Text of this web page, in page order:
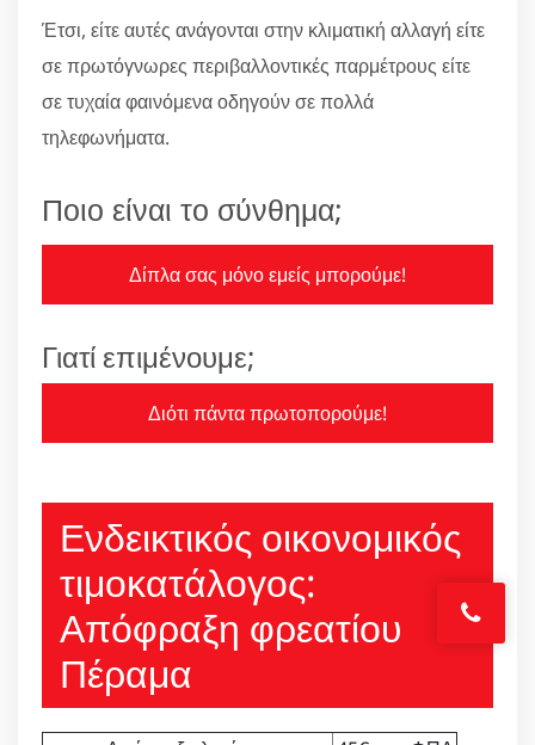
Έτσι, είτε αυτές ανάγονται στην κλιματική αλλαγή είτε
σε πρωτόγνωρες περιβαλλοντικές παρμέτρους είτε
σε τυχαία φαινόμενα οδηγούν σε πολλά
τηλεφωνήματα.
Ποιο είναι το σύνθημα;
Δίπλα σας μόνο εμείς μπορούμε!
Γιατί επιμένουμε;
Διότι πάντα πρωτοπορούμε!
Ενδεικτικός οικονομικός
τιμοκατάλογος:
Απόφραξη φρεατίου
Πέραμα